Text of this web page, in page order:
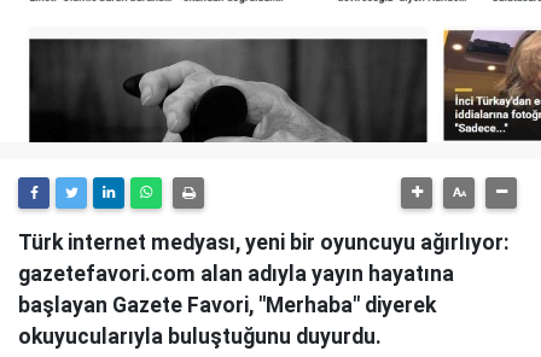
Türk internet medyası, yeni bir oyuncuyu ağırlıyor:
gazetefavori.com alan adıyla yayın hayatına
başlayan Gazete Favori, "Merhaba" diyerek
okuyucularıyla buluştuğunu duyurdu.